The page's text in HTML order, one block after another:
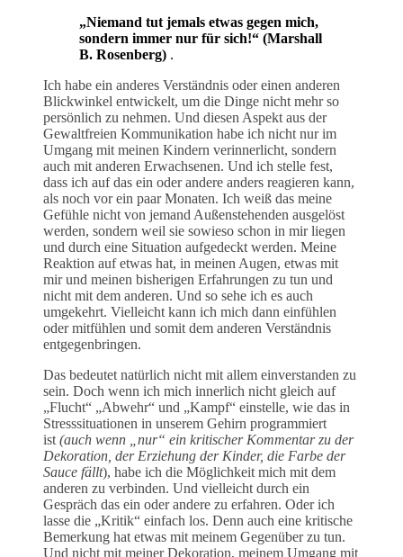
„Niemand tut jemals etwas gegen mich,
sondern immer nur für sich!“ (Marshall
B. Rosenberg) .
Ich habe ein anderes Verständnis oder einen anderen
Blickwinkel entwickelt, um die Dinge nicht mehr so
persönlich zu nehmen. Und diesen Aspekt aus der
Gewaltfreien Kommunikation habe ich nicht nur im
Umgang mit meinen Kindern verinnerlicht, sondern
auch mit anderen Erwachsenen. Und ich stelle fest,
dass ich auf das ein oder andere anders reagieren kann,
als noch vor ein paar Monaten. Ich weiß das meine
Gefühle nicht von jemand Außenstehenden ausgelöst
werden, sondern weil sie sowieso schon in mir liegen
und durch eine Situation aufgedeckt werden. Meine
Reaktion auf etwas hat, in meinen Augen, etwas mit
mir und meinen bisherigen Erfahrungen zu tun und
nicht mit dem anderen. Und so sehe ich es auch
umgekehrt. Vielleicht kann ich mich dann einfühlen
oder mitfühlen und somit dem anderen Verständnis
entgegenbringen.
Das bedeutet natürlich nicht mit allem einverstanden zu
sein. Doch wenn ich mich innerlich nicht gleich auf
„Flucht“ „Abwehr“ und „Kampf“ einstelle, wie das in
Stresssituationen in unserem Gehirn programmiert
ist (auch wenn „nur“ ein kritischer Kommentar zu der
Dekoration, der Erziehung der Kinder, die Farbe der
Sauce fällt), habe ich die Möglichkeit mich mit dem
anderen zu verbinden. Und vielleicht durch ein
Gespräch das ein oder andere zu erfahren. Oder ich
lasse die „Kritik“ einfach los. Denn auch eine kritische
Bemerkung hat etwas mit meinem Gegenüber zu tun.
Und nicht mit meiner Dekoration, meinem Umgang mit